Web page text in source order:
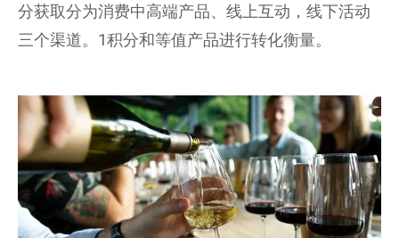
分获取分为消费中高端产品、线上互动，线下活动
三个渠道。1积分和等值产品进行转化衡量。